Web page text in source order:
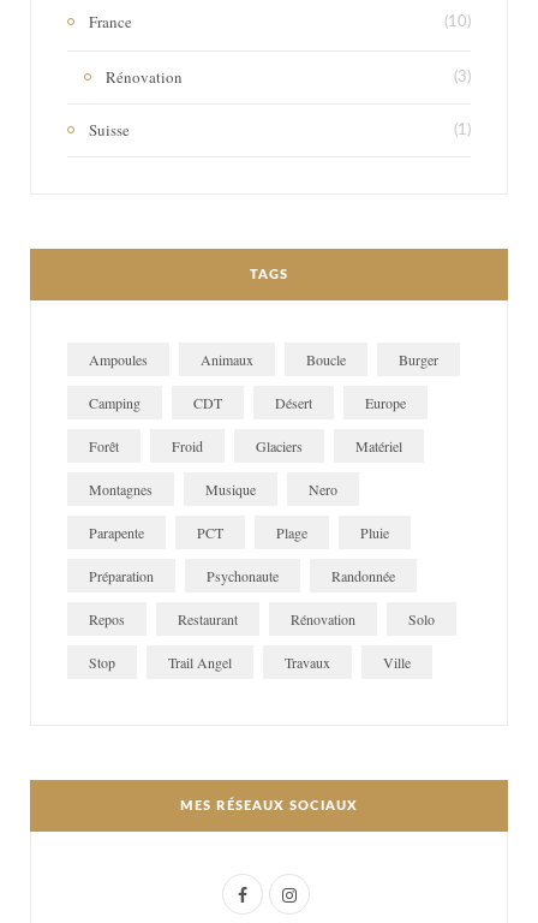
France (10)
Rénovation (3)
Suisse (1)
TAGS
Ampoules Animaux Boucle Burger
Camping CDT Désert Europe
Forêt Froid Glaciers Matériel
Montagnes Musique Nero
Parapente PCT Plage Pluie
Préparation Psychonaute Randonnée
Repos Restaurant Rénovation Solo
Stop Trail Angel Travaux Ville
MES RÉSEAUX SOCIAUX
F
I